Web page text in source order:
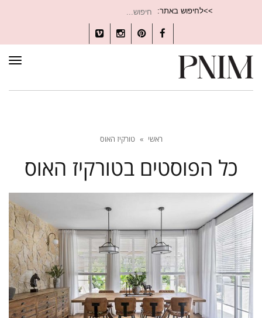
>>לחיפוש באתר:
עבור:
Facebook
Pinterest
Instagram
Vimeo
ראשי » טורקיז האוס
כל הפוסטים בטורקיז האוס